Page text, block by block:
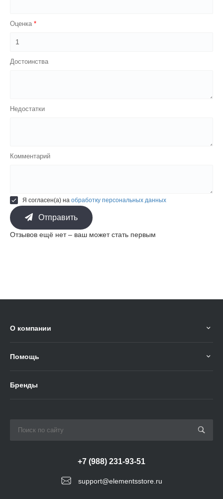
Оценка
Достоинства
Недостатки
Комментарий
Я согласен(а) на обработку персональных данных
Отправить
Отзывов ещё нет – ваш может стать первым
О компании
Помощь
Бренды
support@elementsstore.ru
+7 (988) 231-93-51